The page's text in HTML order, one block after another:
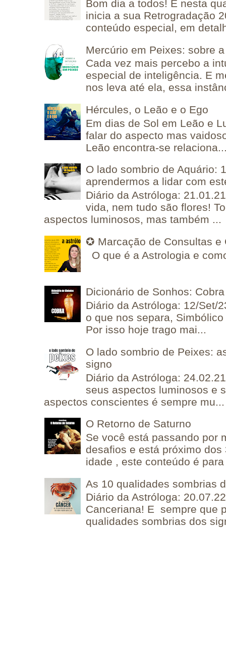
Bom dia a todos! É nesta
inicia a sua Retrogradação
conteúdo especial, em
Mercúrio em Peixes: sobre
Cada vez mais percebo a
especial de inteligência. E
nos leva até ela, essa
Hércules, o Leão e o Ego
Em dias de Sol em Leão e
falar do aspecto mas
Leão encontra-se
O lado sombrio de Aquário:
aprendermos a lidar com
Diário da Astróloga:
vida, nem tudo são flores!
aspectos luminosos, mas também ...
✪ Marcação de Consultas e
O que é a Astrologia e
Dicionário de Sonhos: Cobra
Diário da Astróloga: 12/Set/
o que nos separa,
Por isso hoje trago mai...
O lado sombrio de Peixes:
signo
Diário da Astróloga:
seus aspectos luminosos e
aspectos conscientes é sempre mu...
O Retorno de Saturno
Se você está passando por
desafios e está próximo
idade , este conteúdo é
As 10 qualidades sombrias
Diário da Astróloga:
Canceriana! E sempre que
qualidades sombrias dos